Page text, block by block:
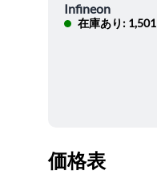
Infineon
在庫あり: 1,501
価格表